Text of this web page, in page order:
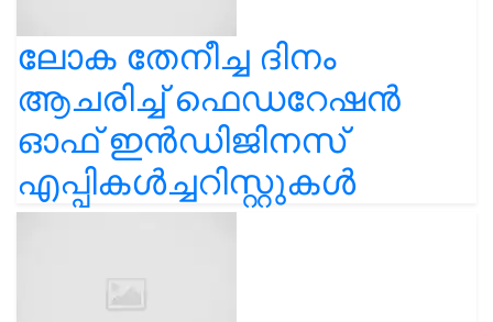
ലോക തേനീച്ച ദിനം
ആചരിച്ച് ഫെഡറേഷൻ
ഓഫ് ഇൻഡിജിനസ്
എപ്പികൾച്ചറിസ്റ്റുകൾ